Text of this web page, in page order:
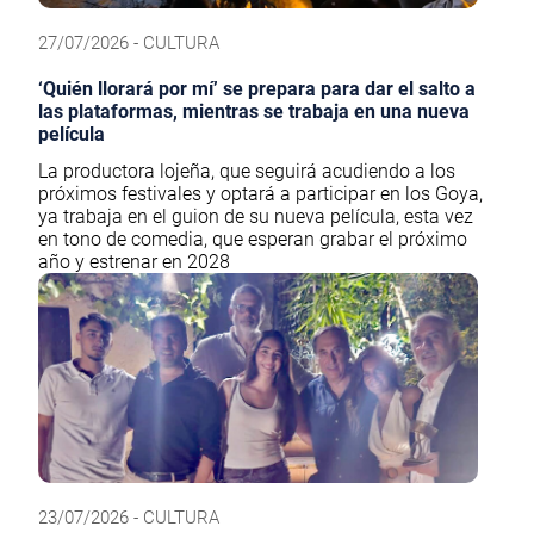
27/07/2026 - CULTURA
‘Quién llorará por mí’ se prepara para dar el salto a
las plataformas, mientras se trabaja en una nueva
película
La productora lojeña, que seguirá acudiendo a los
próximos festivales y optará a participar en los Goya,
ya trabaja en el guion de su nueva película, esta vez
en tono de comedia, que esperan grabar el próximo
año y estrenar en 2028
23/07/2026 - CULTURA